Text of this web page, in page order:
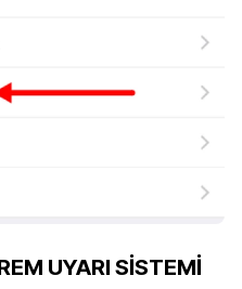
UYARI SİSTEMİ